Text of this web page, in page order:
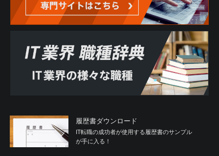
履歴書ダウンロード
IT転職の成功者が使用する履歴書のサンプル
が手に入る！